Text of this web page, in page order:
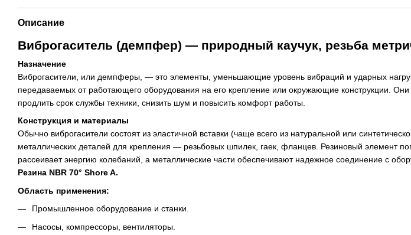
Описание
Виброгаситель (демпфер) — природный каучук, резьба
Назначение
Виброгасители, или демпферы, — это элементы, уменьшающие уровень вибраций и ударных
передаваемых от работающего оборудования на его крепление или окружающие конструкции.
продлить срок службы техники, снизить шум и повысить комфорт работы.
Конструкция и материалы
Обычно виброгасители состоят из эластичной вставки (чаще всего из натуральной или
металлических деталей для крепления — резьбовых шпилек, гаек, фланцев. Резиновый элемент
рассеивает энергию колебаний, а металлические части обеспечивают надежное соединение с
Резина NBR 70° Shore A.
Область применения:
Промышленное оборудование и станки.
Насосы, компрессоры, вентиляторы.